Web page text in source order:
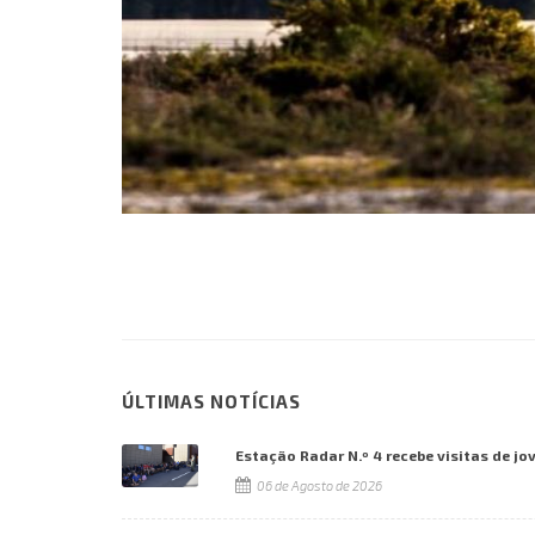
ÚLTIMAS NOTÍCIAS
Estação Radar N.º 4 recebe visitas de
06 de Agosto de 2026